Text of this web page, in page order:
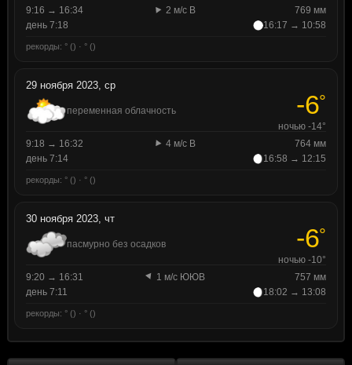
9:16 → 16:34
2 м/с В
769 мм
день 7:18
16:17 → 10:58
рекорды: ° () · ° ()
29 ноября 2023, ср
переменная облачность -6°
ночью -14°
9:18 → 16:32
4 м/с В
764 мм
день 7:14
16:58 → 12:15
рекорды: ° () · ° ()
30 ноября 2023, чт
пасмурно без осадков -6°
ночью -10°
9:20 → 16:31
1 м/с ЮЮВ
757 мм
день 7:11
18:02 → 13:08
рекорды: ° () · ° ()